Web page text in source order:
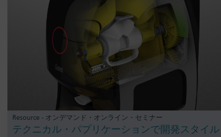
Resource - オンデマンド・オンライン・セミナー
テクニカル・パプリケーションで開発スタイル